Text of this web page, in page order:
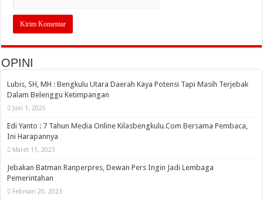
OPINI
Lubis, SH, MH : Bengkulu Utara Daerah Kaya Potensi Tapi Masih Terjebak
Dalam Belenggu Ketimpangan
Juni 1, 2025
Edi Yanto : 7 Tahun Media Online Kilasbengkulu.Com Bersama Pembaca,
Ini Harapannya
Maret 11, 2023
Jebakan Batman Ranperpres, Dewan Pers Ingin Jadi Lembaga
Pemerintahan
Februari 20, 2023